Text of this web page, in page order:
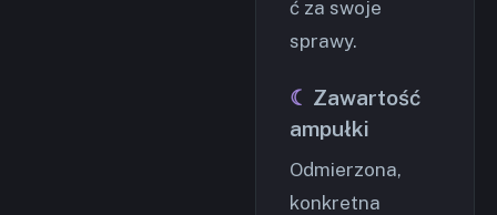
ć za swoje
sprawy.
Zawartość
ampułki
Odmierzona,
konkretna